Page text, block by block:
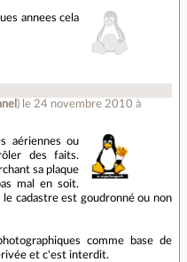
annees cela
) le 24 novembre 2010 à
aériennes ou
des faits.
sa plaque
mal en soit.
cadastre est goudronné ou non
comme base de
et c'est interdit.